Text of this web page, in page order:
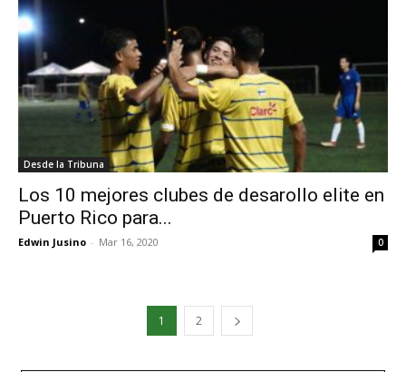
Desde la Tribuna
Los 10 mejores clubes de desarollo elite en
Puerto Rico para...
Edwin Jusino - Mar 16, 2020 0
1 2